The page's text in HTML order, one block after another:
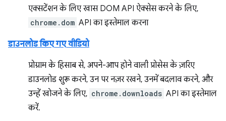
एक्सटेंशन के लिए खास DOM API ऐक्सेस करने के लिए,
chrome.dom API का इस्तेमाल करना
डाउनलोड किए गए वीडियो
प्रोग्राम के हिसाब से, अपने-आप होने वाली प्रोसेस के ज़रिए
डाउनलोड शुरू करने, उन पर नज़र रखने, उनमें बदलाव करने, और
उन्हें खोजने के लिए, chrome.downloads API का इस्तेमाल
करें.